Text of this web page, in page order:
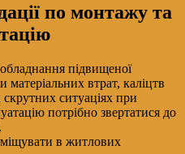
по монтажу та
підвищеної
втрат, каліцтв
скрутних ситуаціях при
потрібно звертатися до
в житлових